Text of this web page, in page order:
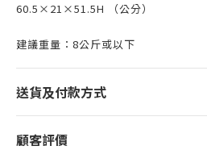
60.5×21×51.5H （公分）
建議重量：8公斤或以下
送貨及付款方式
顧客評價